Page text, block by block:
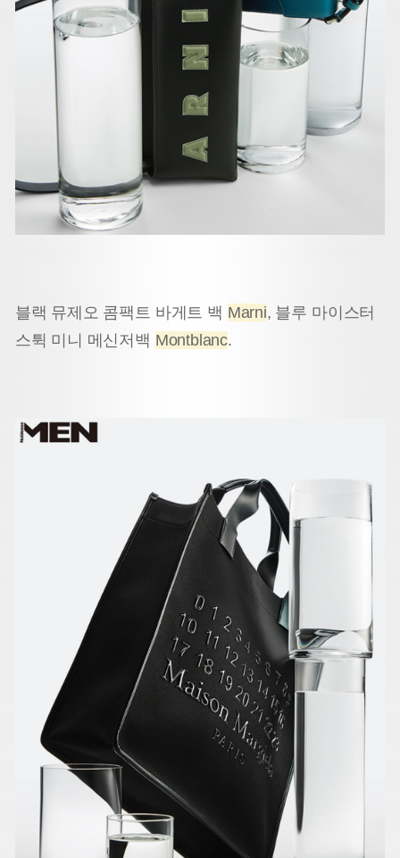
블랙 뮤제오 콤팩트 바게트 백 Marni, 블루 마이스터
스튁 미니 메신저백 Montblanc.